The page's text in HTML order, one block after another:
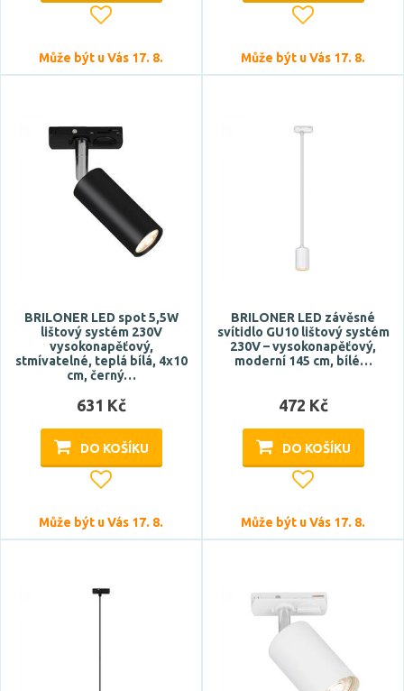
Může být u Vás 17. 8. Může být u Vás 17. 8.
BRILONER LED spot 5,5W
lištový systém 230V
vysokonapěťový,
stmívatelné, teplá bílá, 4x10
cm, černý…
631 Kč
DO KOŠÍKU
Může být u Vás 17. 8.
BRILONER LED závěsné
svítidlo GU10 lištový systém
230V – vysokonapěťový,
moderní 145 cm, bílé…
472 Kč
DO KOŠÍKU
Může být u Vás 17. 8.